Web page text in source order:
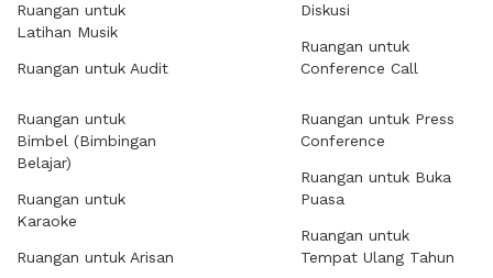
Ruangan untuk
Latihan Musik
Ruangan untuk Audit
Diskusi
Ruangan untuk
Conference Call
Ruangan untuk
Bimbel (Bimbingan
Belajar)
Ruangan untuk
Karaoke
Ruangan untuk Arisan
Ruangan untuk Press
Conference
Ruangan untuk Buka
Puasa
Ruangan untuk
Tempat Ulang Tahun